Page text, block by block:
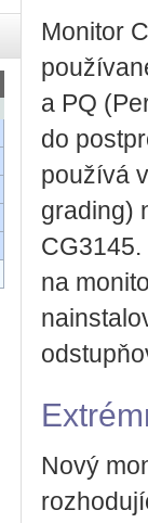
Monitor
a PQ
do
používá
grading)
na
Nový